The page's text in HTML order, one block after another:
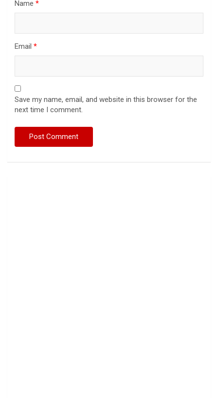
Name *
Email *
Save my name, email, and website in this browser for the
next time I comment.